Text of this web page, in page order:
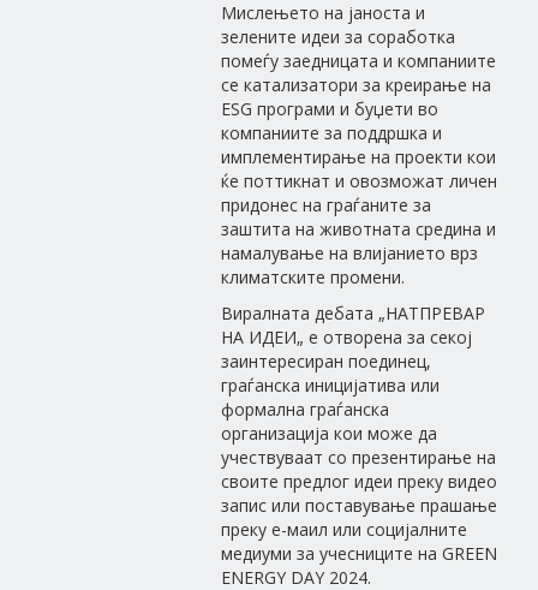
Мислењето на јаноста и
зелените идеи за соработка
помеѓу заедницата и компаниите
се катализатори за креирање на
ESG програми и буџети во
компаниите за поддршка и
имплементирање на проекти кои
ќе поттикнат и овозможат личен
придонес на граѓаните за
заштита на животната средина и
намалување на влијанието врз
климатските промени.
Виралната дебата „НАТПРЕВАР
НА ИДЕИ„ е отворена за секој
заинтересиран поединец,
граѓанска иницијатива или
формална граѓанска
организација кои може да
учествуваат со презентирање на
своите предлог идеи преку видео
запис или поставување прашање
преку е-маил или социјалните
медиуми за учесниците на GREEN
ENERGY DAY 2024.